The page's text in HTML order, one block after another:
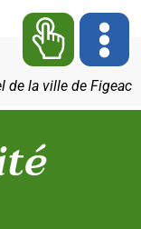
de la ville de Figeac